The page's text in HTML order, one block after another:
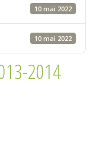
10 mai 2022
10 mai 2022
2014